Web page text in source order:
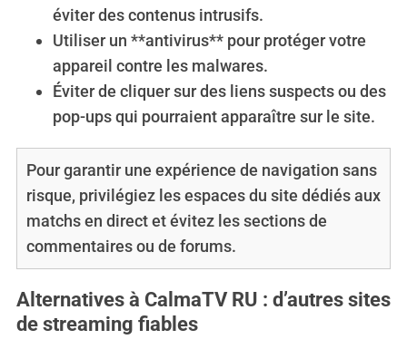
éviter des contenus intrusifs.
Utiliser un **antivirus** pour protéger votre
appareil contre les malwares.
Éviter de cliquer sur des liens suspects ou des
pop-ups qui pourraient apparaître sur le site.
Pour garantir une expérience de navigation sans
risque, privilégiez les espaces du site dédiés aux
matchs en direct et évitez les sections de
commentaires ou de forums.
Alternatives à CalmaTV RU : d’autres sites
de streaming fiables